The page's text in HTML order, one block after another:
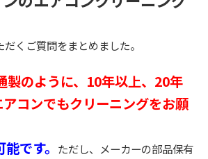
くご質問をまとめました。
のように、 10年以上、 20年
コンでもクリーニングをお願
です。 ただし、
メーカーの部品保有